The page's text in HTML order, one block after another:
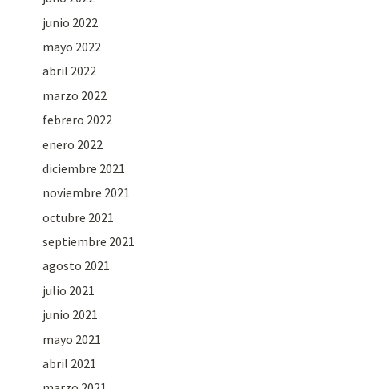
junio 2022
mayo 2022
abril 2022
marzo 2022
febrero 2022
enero 2022
diciembre 2021
noviembre 2021
octubre 2021
septiembre 2021
agosto 2021
julio 2021
junio 2021
mayo 2021
abril 2021